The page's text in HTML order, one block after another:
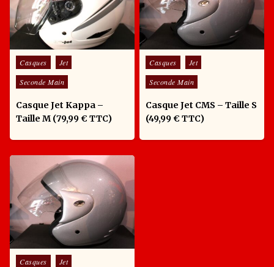
Posted in
Casques
Jet
Seconde Main
Casque Jet Kappa –
Taille M (79,99 € TTC)
Posted in
Casques
Jet
Seconde Main
Casque Jet CMS – Taille S
(49,99 € TTC)
Posted in
Casques
Jet